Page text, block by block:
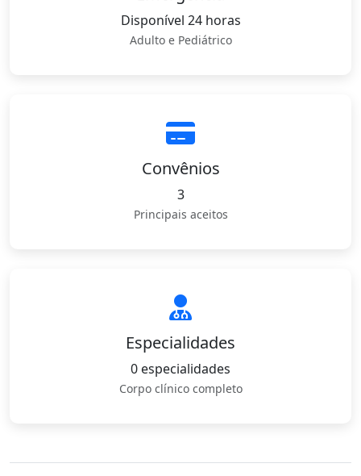
Disponível 24 horas
Adulto e Pediátrico
Convênios
3
Principais aceitos
Especialidades
0 especialidades
Corpo clínico completo